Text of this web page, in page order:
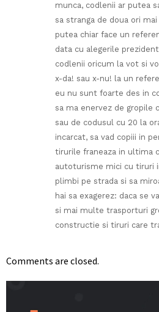
munca, codlenii ar putea
sa stranga de doua ori
putea chiar face un
data cu alegerile
codlenii oricum la vot si
x-da! sau x-nu! la un
eu nu sunt foarte des in
sa ma enervez de gropile
sau de codusul cu 20 la
incarcat, sa vad copiii in
tirurile franeaza in ultima
autoturisme mici cu tiruri
plimbi pe strada si sa
hai sa exagerez: daca se
si mai multe trasporturi
constructie si tiruri care
Comments are closed.